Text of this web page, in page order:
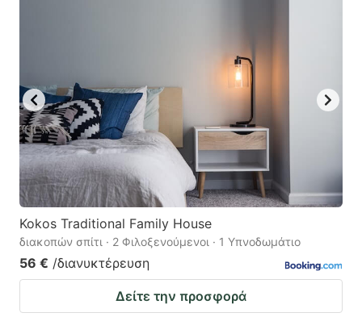
Kokos Traditional Family House
διακοπών σπίτι · 2 Φιλοξενούμενοι · 1 Υπνοδωμάτιο
56 € /διανυκτέρευση
Δείτε την προσφορά